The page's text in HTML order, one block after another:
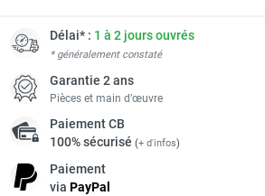
Délai* : 1 à 2 jours ouvrés
* généralement constaté
Garantie 2 ans
Pièces et main d’œuvre
PaiementCB
100% sécurisé (+ d'infos)
Paiement
via PayPal